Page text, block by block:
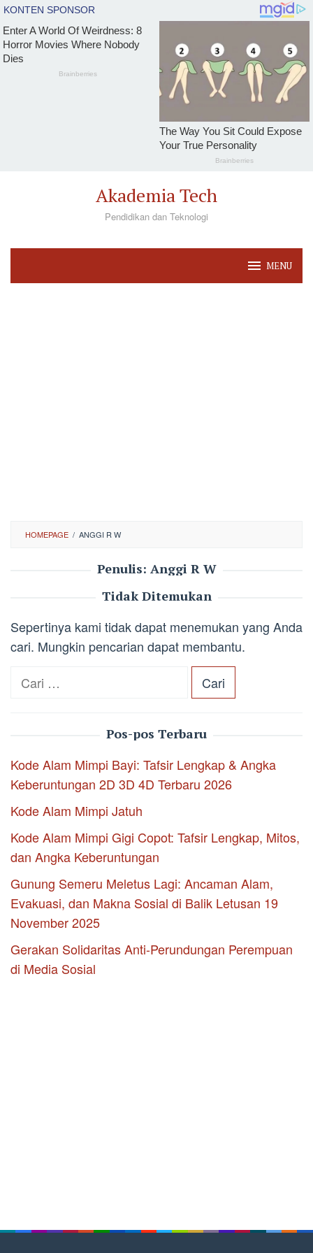
Akademia Tech
Pendidikan dan Teknologi
MENU
HOMEPAGE / ANGGI R W
Penulis: Anggi R W
Tidak Ditemukan
Sepertinya kami tidak dapat menemukan yang Anda
cari. Mungkin pencarian dapat membantu.
Cari
Pos-pos Terbaru
Kode Alam Mimpi Bayi: Tafsir Lengkap & Angka
Keberuntungan 2D 3D 4D Terbaru 2026
Kode Alam Mimpi Jatuh
Kode Alam Mimpi Gigi Copot: Tafsir Lengkap, Mitos,
dan Angka Keberuntungan
Gunung Semeru Meletus Lagi: Ancaman Alam,
Evakuasi, dan Makna Sosial di Balik Letusan 19
November 2025
Gerakan Solidaritas Anti-Perundungan Perempuan
di Media Sosial